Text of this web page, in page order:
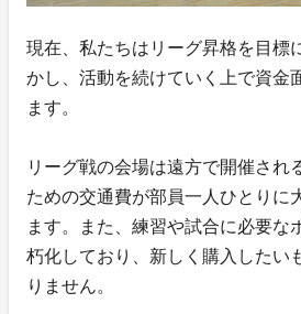
現在、私たちはリーグ昇格を目標
かし、活動を続けていく上で資金
ます。
リーグ戦の会場は遠方で開催され
ための交通費が部員一人ひとりに
ます。また、練習や試合に必要な
朽化しており、新しく購入したい
りません。